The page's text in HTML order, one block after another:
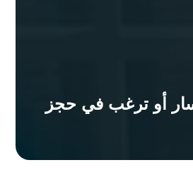
أو ترغب في حجز